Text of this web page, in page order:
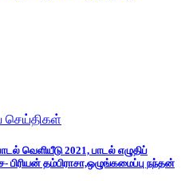
வெளியீடு 2021, பாடல் எழுதிப்
பிரியன் தம்பிராசா,ஒழுங்கமைப்பு நந்தன்